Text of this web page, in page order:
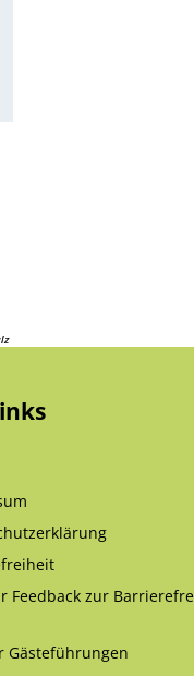
Feedback zur
Gästeführungen